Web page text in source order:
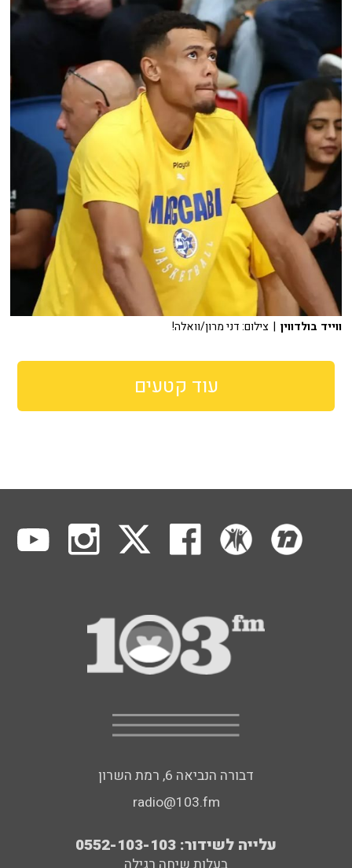
ווייד בולדווין | צילום: דני מרון/וואלה!
עוד קטעים
דבורה הנביאה 6, רמת השרון
radio@103.fm
עלייה לשידור: 0552-103-103